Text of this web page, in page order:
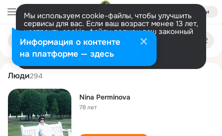
Войти
Мы используем cookie-файлы, чтобы улучшить
сервисы для вас. Если ваш возраст менее 13 лет,
настроить cookie-файлы должен ваш законный
представитель. Больше информации
Разрешить все Настроить
Поиск
людям
nina perminova
Люди294
Nina Perminova
78 лет
Информация о контенте
на платформе — здесь